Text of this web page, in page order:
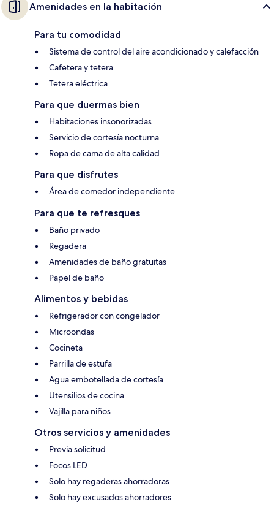
Amenidades en la habitación
Para tu comodidad
Sistema de control del aire acondicionado y calefacción
Cafetera y tetera
Tetera eléctrica
Para que duermas bien
Habitaciones insonorizadas
Servicio de cortesía nocturna
Ropa de cama de alta calidad
Para que disfrutes
Área de comedor independiente
Para que te refresques
Baño privado
Regadera
Amenidades de baño gratuitas
Papel de baño
Alimentos y bebidas
Refrigerador con congelador
Microondas
Cocineta
Parrilla de estufa
Agua embotellada de cortesía
Utensilios de cocina
Vajilla para niños
Otros servicios y amenidades
Previa solicitud
Focos LED
Solo hay regaderas ahorradoras
Solo hay excusados ahorradores